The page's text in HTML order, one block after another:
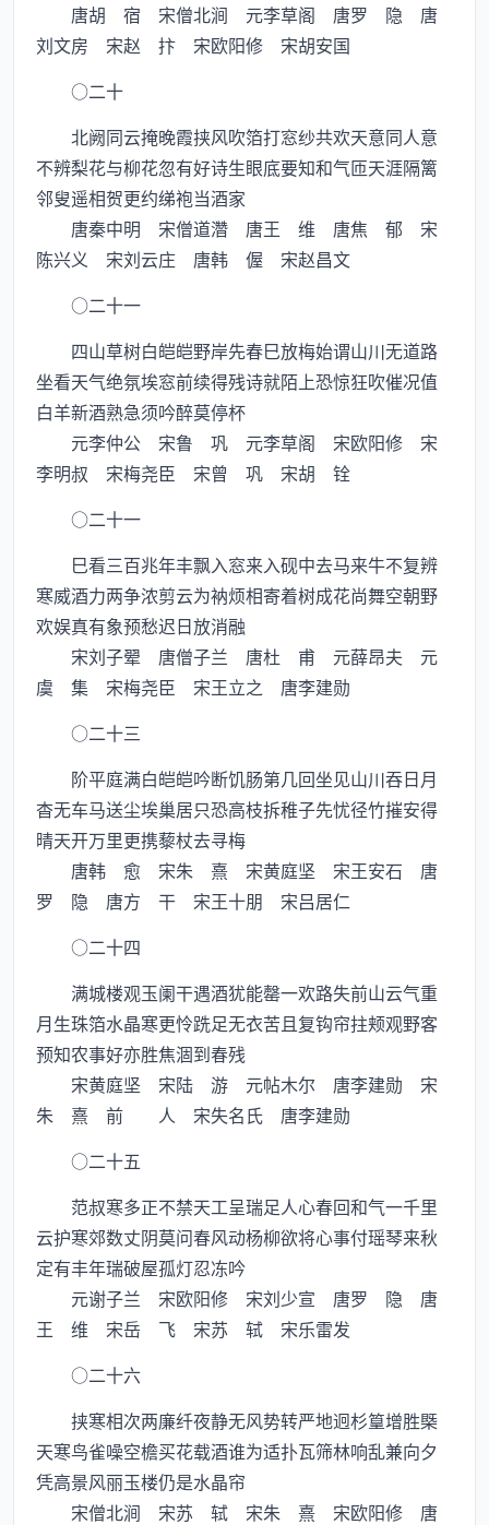
唐胡 宿 宋僧北涧 元李草阁 唐罗 隐 唐
刘文房 宋赵 抃 宋欧阳修 宋胡安国
○二十
北阙同云掩晚霞挟风吹箔打窓纱共欢天意同人意
不辨梨花与柳花忽有好诗生眼底要知和气匝天涯隔篱
邻叟遥相贺更约绨袍当酒家
唐秦中明 宋僧道濳 唐王 维 唐焦 郁 宋
陈兴义 宋刘云庄 唐韩 偓 宋赵昌文
○二十一
四山草树白皑皑野岸先春巳放梅始谓山川无道路
坐看天气绝氛埃窓前续得残诗就陌上恐惊狂吹催况值
白羊新酒熟急须吟醉莫停杯
元李仲公 宋鲁 巩 元李草阁 宋欧阳修 宋
李明叔 宋梅尧臣 宋曾 巩 宋胡 铨
○二十一
巳看三百兆年丰飘入窓来入砚中去马来牛不复辨
寒威酒力两争浓剪云为衲烦相寄着树成花尚舞空朝野
欢娱真有象预愁迟日放消融
宋刘子翚 唐僧子兰 唐杜 甫 元薛昂夫 元
虞 集 宋梅尧臣 宋王立之 唐李建勋
○二十三
阶平庭满白皑皑吟断饥肠第几回坐见山川吞日月
杳无车马送尘埃巢居只恐高枝拆稚子先忧径竹摧安得
晴天开万里更携藜杖去寻梅
唐韩 愈 宋朱 熹 宋黄庭坚 宋王安石 唐
罗 隐 唐方 干 宋王十朋 宋吕居仁
○二十四
满城楼观玉阑干遇酒犹能罄一欢路失前山云气重
月生珠箔水晶寒更怜跣足无衣苦且复钩帘拄颊观野客
预知农事好亦胜焦涸到春残
宋黄庭坚 宋陆 游 元帖木尔 唐李建勋 宋
朱 熹 前 人 宋失名氏 唐李建勋
○二十五
范叔寒多正不禁天工呈瑞足人心春回和气一千里
云护寒郊数丈阴莫问春风动杨柳欲将心事付瑶琴来秋
定有丰年瑞破屋孤灯忍冻吟
元谢子兰 宋欧阳修 宋刘少宣 唐罗 隐 唐
王 维 宋岳 飞 宋苏 轼 宋乐雷发
○二十六
挟寒相次两廉纤夜静无风势转严地迥杉篁增胜槩
天寒鸟雀噪空檐买花载酒谁为适扑瓦筛林响乱兼向夕
凭高景风丽玉楼仍是水晶帘
宋僧北涧 宋苏 轼 宋朱 熹 宋欧阳修 唐